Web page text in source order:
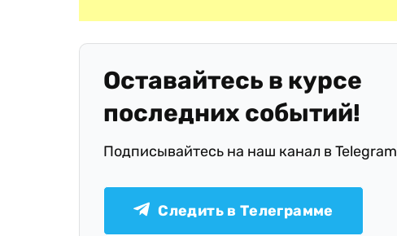
Оставайтесь в курсе
последних событий!
Подписывайтесь на наш канал в Telegram
Следить в Телеграмме